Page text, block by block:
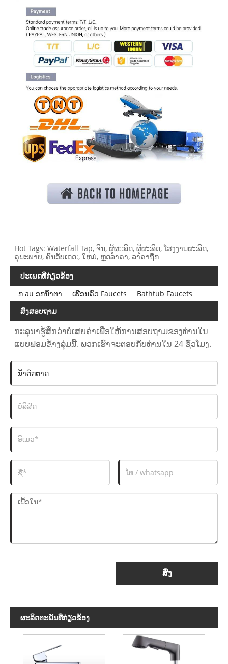
Hot Tags: Waterfall Tap, ຈີນ, ຜູ້ຜະລິດ, ຜູ້ຜະລິດ, ໂຮງງານຜະລິດ,
ຄຸນະພາບ, ຄົນອັບເດດ:, ໃຫມ່, ຫຼຸດລາຄາ, ລາຄາຖືກ
ປະເພດທີ່ກ່ຽວຂ້ອງ
ກ au ອກນ້ໍາຕາ
ເຮືອນຄົວ Faucets
Bathtub Faucets
ສົ່ງສອບຖາມ
ກະລຸນາຮູ້ສຶກວ່າບໍ່ເສຍຄ່າເພື່ອໃຫ້ການສອບຖາມຂອງທ່ານໃນ
ແບບຟອມຂ້າງລຸ່ມນີ້. ພວກເຮົາຈະຕອບກັບທ່ານໃນ 24 ຊົ່ວໂມງ.
ສົ່ງ
ຜະ​ລິດ​ຕະ​ພັນ​ທີ່​ກ່ຽວ​ຂ້ອງ